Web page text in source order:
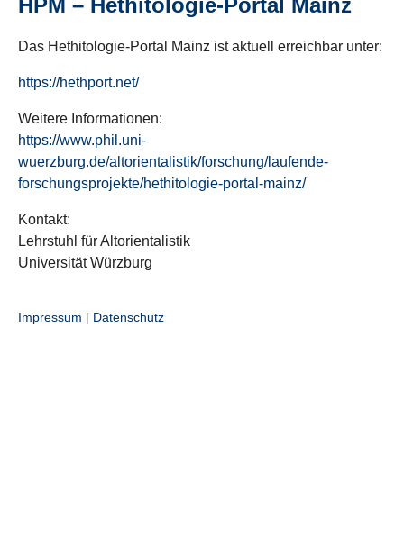
HPM – Hethitologie-Portal Mainz
Das Hethitologie-Portal Mainz ist aktuell erreichbar unter:
https://hethport.net/
Weitere Informationen:
https://www.phil.uni-
wuerzburg.de/altorientalistik/forschung/laufende-
forschungsprojekte/hethitologie-portal-mainz/
Kontakt:
Lehrstuhl für Altorientalistik
Universität Würzburg
Impressum | Datenschutz